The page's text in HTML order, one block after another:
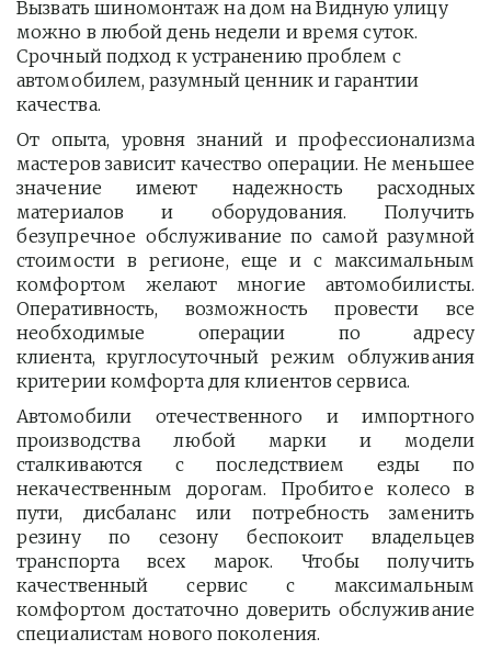
Вызвать шиномонтаж на дом на Видную улицу
можно в любой день недели и время суток.
Срочный подход к устранению проблем с
автомобилем, разумный ценник и гарантии
качества.
От опыта, уровня знаний и профессионализма
мастеров зависит качество операции. Не меньшее
значение имеют надежность расходных
материалов и оборудования. Получить
безупречное обслуживание по самой разумной
стоимости в регионе, еще и с максимальным
комфортом желают многие автомобилисты.
Оперативность, возможность провести все
необходимые операции по адресу
клиента, круглосуточный режим облуживания
критерии комфорта для клиентов сервиса.
Автомобили отечественного и импортного
производства любой марки и модели
сталкиваются с последствием езды по
некачественным дорогам. Пробитое колесо в
пути, дисбаланс или потребность заменить
резину по сезону беспокоит владельцев
транспорта всех марок. Чтобы получить
качественный сервис с максимальным
комфортом достаточно доверить обслуживание
специалистам нового поколения.